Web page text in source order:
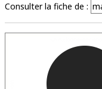
Consulter la fiche de :